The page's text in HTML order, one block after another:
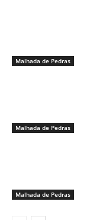
Malhada de Pedras
Malhada de Pedras
Malhada de Pedras